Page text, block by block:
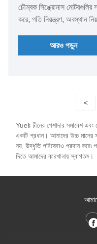
চৌম্বক সিঙ্ক্রোনাস মোটরগুলির
করে, গতি নিয়ন্ত্রণ, অবস্থান
আরও পড়ুন
<
Yueli চীনের পেশাদার সমাবেশ এবং
একটি প্রধান। আমাদের উচ্চ মানের
নয়, উদ্ধৃতি পরিষেবাও প্রদান
দিতে আমাদের কারখানায় স্বাগতম।